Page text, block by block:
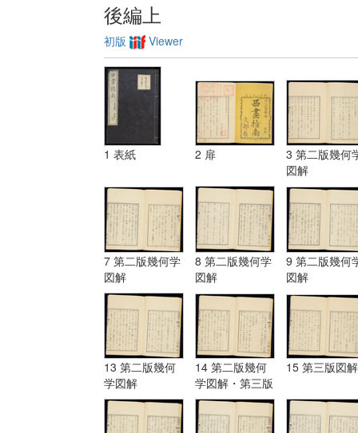
後編上
初版 Viewer
1 表紙 2 扉
3 第二版幾何
図解
7 第二版幾何学
図解
8 第二版幾何学
図解
9 第二版幾何
図解
13 第二版幾何
学図解
14 第二版幾何
学図解・第三版
図解
15 第三版図解